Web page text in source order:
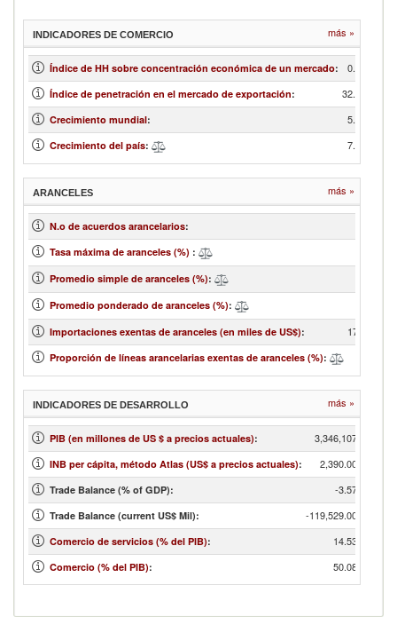
INDICADORES DE COMERCIO más »
Índice de HH sobre concentración económica de un mercado: 0.05
Índice de penetración en el mercado de exportación: 32.89
Crecimiento mundial: 5.84
Crecimiento del país: 7.23
ARANCELES más »
N.o de acuerdos arancelarios:
Tasa máxima de aranceles (%) :
Promedio simple de aranceles (%):
Promedio ponderado de aranceles (%):
Importaciones exentas de aranceles (en miles de US$):
Proporción de líneas arancelarias exentas de aranceles (%):
INDICADORES DE DESARROLLO más »
PIB (en millones de US $ a precios actuales): 3,346,107
INB per cápita, método Atlas (US$ a precios actuales): 2,390.00
Trade Balance (% of GDP): -3.57
Trade Balance (current US$ Mil): -119,529.00
Comercio de servicios (% del PIB): 14.53
Comercio (% del PIB): 50.08